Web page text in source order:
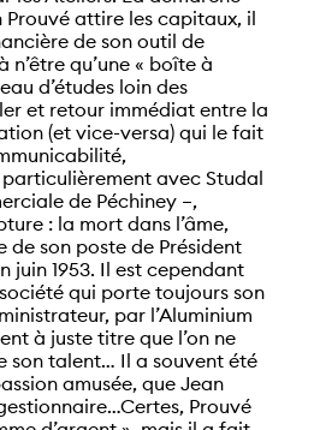
Prouvé attire les capitaux, il
de son outil de
qu’une « boîte à
d’études loin des
et retour immédiat entre la
(et vice-versa) qui le fait
particulièrement avec Studal
de Péchiney –,
: la mort dans l’âme,
de son poste de Président
juin 1953. Il est cependant
qui porte toujours son
par l’Aluminium
à juste titre que l’on ne
son talent… Il a souvent été
amusée, que Jean
Prouvé